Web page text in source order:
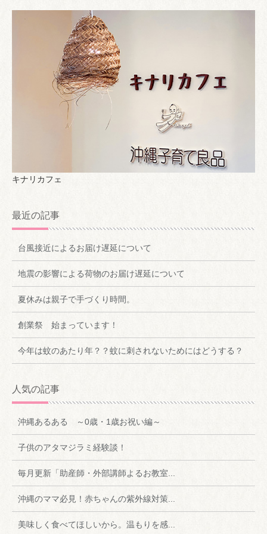
キナリカフェ
最近の記事
台風接近によるお届け遅延について
地震の影響による荷物のお届け遅延について
夏休みは親子で手づくり時間。
創業祭 始まっています！
今年は蚊のあたり年？？蚊に刺されないためにはどうする？
人気の記事
沖縄あるある ～0歳・1歳お祝い編～
子供のアタマジラミ経験談！
毎月更新「助産師・外部講師よるお教室...
沖縄のママ必見！赤ちゃんの紫外線対策...
美味しく食べてほしいから。温もりを感...